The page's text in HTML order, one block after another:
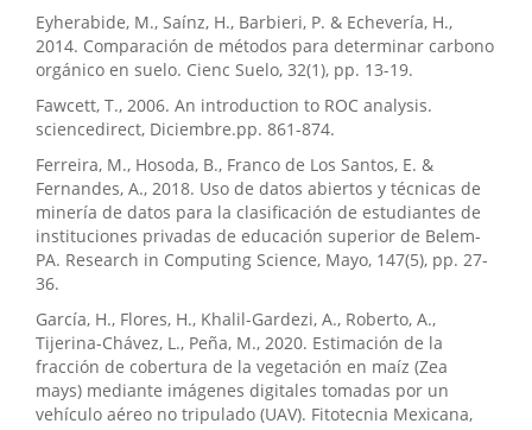
Eyherabide, M., Saínz, H., Barbieri, P. & Echevería, H.,
2014. Comparación de métodos para determinar carbono
orgánico en suelo. Cienc Suelo, 32(1), pp. 13-19.
Fawcett, T., 2006. An introduction to ROC analysis.
sciencedirect, Diciembre.pp. 861-874.
Ferreira, M., Hosoda, B., Franco de Los Santos, E. &
Fernandes, A., 2018. Uso de datos abiertos y técnicas de
minería de datos para la clasificación de estudiantes de
instituciones privadas de educación superior de Belem-
PA. Research in Computing Science, Mayo, 147(5), pp. 27-
36.
García, H., Flores, H., Khalil-Gardezi, A., Roberto, A.,
Tijerina-Chávez, L., Peña, M., 2020. Estimación de la
fracción de cobertura de la vegetación en maíz (Zea
mays) mediante imágenes digitales tomadas por un
vehículo aéreo no tripulado (UAV). Fitotecnia Mexicana,